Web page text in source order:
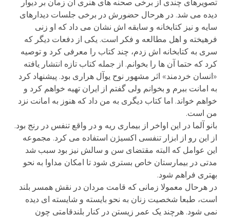
تصویرهای چندی از برخی صحنه های هنری آن زمان بر دیوار
دیده می شد. در هرحال حضورش در برخی جلسات دیدارهای
سایه و نیز کتابخانه و سابقه اش نشان می داد که او زنی
فرهیخته و اهل مطالعه و فکر است. یکی از دفعات دیگر که
سری به کتابخانه اش زدم، چند کتاب را معرفی کرد و توصیه
کرد که حتما آن ها را بخوانم. از جمله کتاب تازه انتشار یافته
«انسان خردمند» اثر مشهور نوح یوآل هراری بود. پیشنهاد کرد
به امانت ببرم و بخوانم ولی گفتم از ایران تهیه خواهم کرد و
خواهم خواند. اما کتاب دیگری به من داد که هنوز به امانت نزد
من است.
بانو آلما در این اواخر از بیماری ریه و در واقع تنفس در رنج بود.
از این رو از ابزار تنفسی اکسیژن استفاده می کرد. مجموعه
این عوامل که البته مقتضای سن و سالش نیز بود سبب شد
مدتی در بیمارستان خاص بستری شود تا امکان مداوا به نحو
بهتری فراهم شود.
در هرحال معمولا زمانی که قامت مردان در نقش همسر بلند
است، طبعا شخصیت زنان به نحو بایسته و شایسته ای دیده
نمی شود. هرچند یک عمر زیستن در کنار بلندقامتی چون